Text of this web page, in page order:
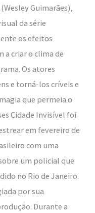
Guimarães),
da série
os efeitos
a criar o clima de
Os atores
e torná-los críveis e
que permeia o
Cidade Invisível foi
em fevereiro de
com uma
um policial que
no Rio de Janeiro.
por sua
Durante a